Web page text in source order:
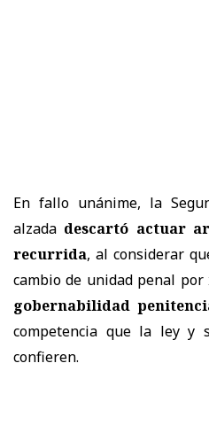
En fallo unánime, la
alzada descartó actuar
recurrida, al considerar
cambio de unidad penal por
gobernabilidad
competencia que la ley y
confieren.